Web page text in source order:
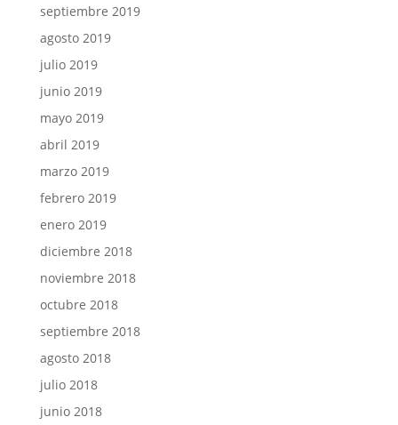
septiembre 2019
agosto 2019
julio 2019
junio 2019
mayo 2019
abril 2019
marzo 2019
febrero 2019
enero 2019
diciembre 2018
noviembre 2018
octubre 2018
septiembre 2018
agosto 2018
julio 2018
junio 2018